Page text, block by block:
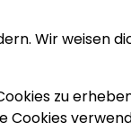
Wir weisen
zu
Cookies